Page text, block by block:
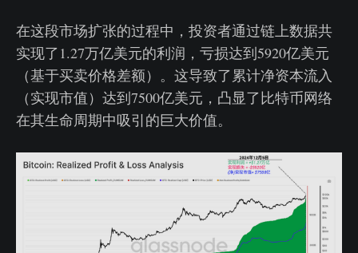
在这段市场扩张的过程中，投资者通过链上数据共
实现了1.27万亿美元的利润，亏损达到5920亿美元
（基于买卖价格差额）。这导致了累计净资本流入
（实现市值）达到7500亿美元，凸显了比特币网络
在其生命周期中吸引的巨大价值。